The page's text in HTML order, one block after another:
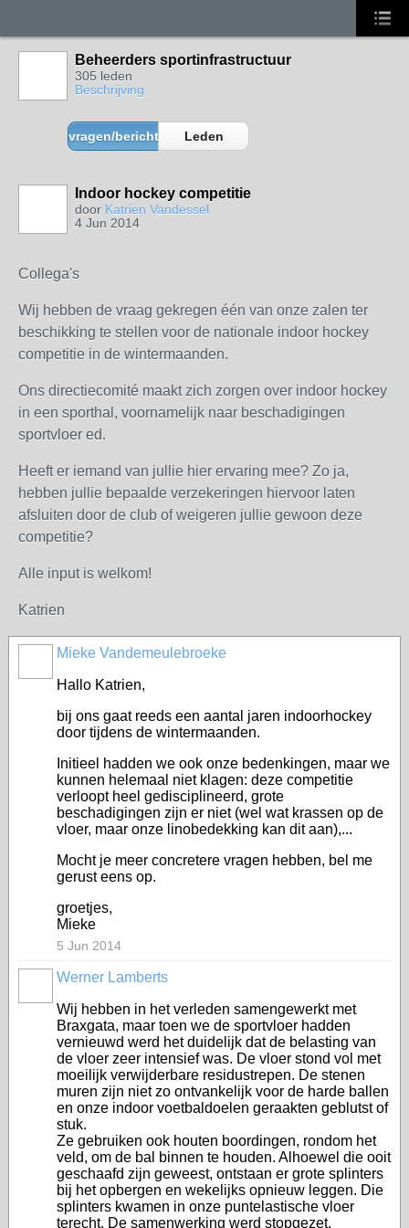
Beheerders sportinfrastructuur
305 leden
Beschrijving
vragen/berichten Leden
Indoor hockey competitie
door Katrien Vandessel
4 Jun 2014
Collega's
Wij hebben de vraag gekregen één van onze zalen ter
beschikking te stellen voor de nationale indoor hockey
competitie in de wintermaanden.
Ons directiecomité maakt zich zorgen over indoor hockey
in een sporthal, voornamelijk naar beschadigingen
sportvloer ed.
Heeft er iemand van jullie hier ervaring mee? Zo ja,
hebben jullie bepaalde verzekeringen hiervoor laten
afsluiten door de club of weigeren jullie gewoon deze
competitie?
Alle input is welkom!
Katrien
Mieke Vandemeulebroeke
Hallo Katrien,
bij ons gaat reeds een aantal jaren indoorhockey
door tijdens de wintermaanden.
Initieel hadden we ook onze bedenkingen, maar we
kunnen helemaal niet klagen: deze competitie
verloopt heel gedisciplineerd, grote
beschadigingen zijn er niet (wel wat krassen op de
vloer, maar onze linobedekking kan dit aan),...
Mocht je meer concretere vragen hebben, bel me
gerust eens op.
groetjes,
Mieke
5 Jun 2014
Werner Lamberts
Wij hebben in het verleden samengewerkt met
Braxgata, maar toen we de sportvloer hadden
vernieuwd werd het duidelijk dat de belasting van
de vloer zeer intensief was. De vloer stond vol met
moeilijk verwijderbare residustrepen. De stenen
muren zijn niet zo ontvankelijk voor de harde ballen
en onze indoor voetbaldoelen geraakten geblutst of
stuk.
Ze gebruiken ook houten boordingen, rondom het
veld, om de bal binnen te houden. Alhoewel die ooit
geschaafd zijn geweest, ontstaan er grote splinters
bij het opbergen en wekelijks opnieuw leggen. Die
splinters kwamen in onze puntelastische vloer
terecht. De samenwerking werd stopgezet.